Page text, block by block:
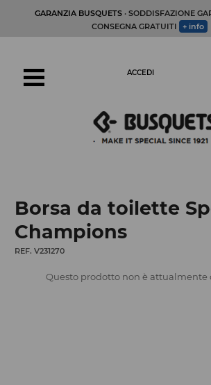
GARANZIA BUSQUETS· SODDISFAZIONE
CONSEGNA GRATUITI
+ info
ACCEDI
Borsa da toilette
Champions
REF. V231270
Questo prodotto non è attualmente